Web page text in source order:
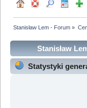
Stanisław Lem - Forum »
Stanisław
Statystyki